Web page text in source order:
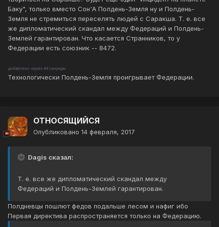
Баку", только вместо Сон'А Полдень-Земля ну и Полдень-
Земля не стремиться переселять людей с Саракша. Т. е. все
же дипломатический скандал между Федераций и Полдень-
Землей гарантирован. Что касается Странников, то у
Федерации есть союзник -- 8472.
добавлено через 44 секунды
Технологически Полдень-Земля проигрывает Федерации.
ОТНОСЯЩИЙСЯ
Опубликовано 14 февраля, 2017
Dagis сказал:
Т. е. все же дипломатический скандал между
Федераций и Полдень-Землей гарантирован.
Полдневцы пошлют федов подальше лесом и нафиг ибо
Первая директива распространяется только на Федерацию.